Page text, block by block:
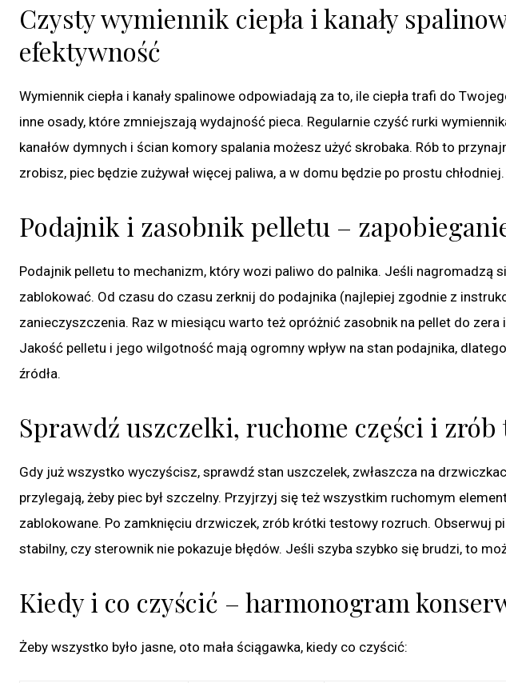
Czysty wymiennik ciepła i kanały
efektywność
Wymiennik ciepła i kanały spalinowe odpowiadają za to, ile ciepła trafi do
inne osady, które zmniejszają wydajność pieca. Regularnie czyść rurki
kanałów dymnych i ścian komory spalania możesz użyć skrobaka. Rób to
zrobisz, piec będzie zużywał więcej paliwa, a w domu będzie po prostu chłodniej.
Podajnik i zasobnik pelletu –
Podajnik pelletu to mechanizm, który wozi paliwo do palnika. Jeśli nagromadzą
zablokować. Od czasu do czasu zerknij do podajnika (najlepiej zgodnie z
zanieczyszczenia. Raz w miesiącu warto też opróżnić zasobnik na pellet do
Jakość pelletu i jego wilgotność mają ogromny wpływ na stan podajnika,
źródła.
Sprawdź uszczelki, ruchome części i
Gdy już wszystko wyczyścisz, sprawdź stan uszczelek, zwłaszcza na
przylegają, żeby piec był szczelny. Przyjrzyj się też wszystkim ruchomym
zablokowane. Po zamknięciu drzwiczek, zrób krótki testowy rozruch. Obserwuj
stabilny, czy sterownik nie pokazuje błędów. Jeśli szyba szybko się brudzi, to
Kiedy i co czyścić – harmonogram
Żeby wszystko było jasne, oto mała ściągawka, kiedy co czyścić: